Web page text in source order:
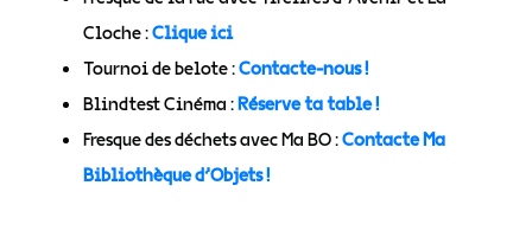
Cloche :Clique ici
Tournoi de belote :Contacte-nous !
Blindtest Cinéma :Réserve ta table !
Fresque des déchets avec Ma BO :Contacte Ma
Bibliothèque d’Objets !